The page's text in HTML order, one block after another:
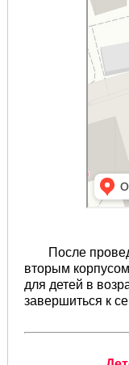
После
вторым
для детей в
завершиться к